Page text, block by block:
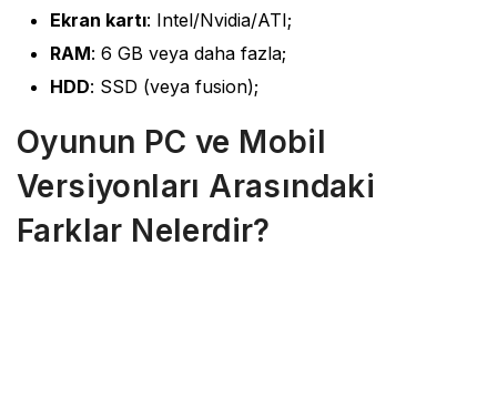
Ekran kartı: Intel/Nvidia/ATI;
RAM: 6 GB veya daha fazla;
HDD: SSD (veya fusion);
Oyunun PC ve Mobil
Versiyonları Arasındaki
Farklar Nelerdir?